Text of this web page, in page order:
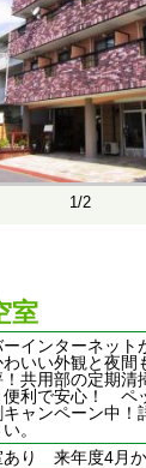
1/2
室
インターネット
いい外観と夜間
共用部の定期清
便利で安心！ ペ
ャンペーン中！
。
あり 来年度4月